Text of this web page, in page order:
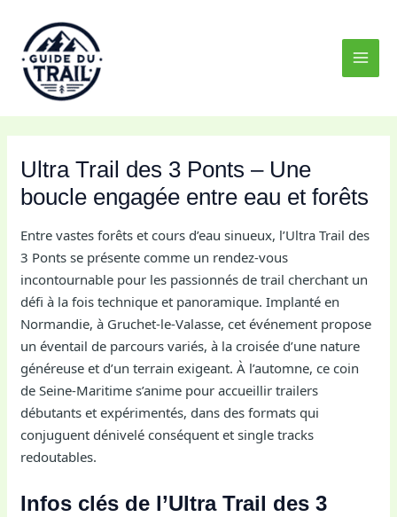
contenu
Ultra Trail des 3 Ponts – Une
boucle engagée entre eau et forêts
Entre vastes forêts et cours d’eau sinueux, l’Ultra Trail des
3 Ponts se présente comme un rendez-vous
incontournable pour les passionnés de trail cherchant un
défi à la fois technique et panoramique. Implanté en
Normandie, à Gruchet-le-Valasse, cet événement propose
un éventail de parcours variés, à la croisée d’une nature
généreuse et d’un terrain exigeant. À l’automne, ce coin
de Seine-Maritime s’anime pour accueillir trailers
débutants et expérimentés, dans des formats qui
conjuguent dénivelé conséquent et single tracks
redoutables.
Infos clés de l’Ultra Trail des 3